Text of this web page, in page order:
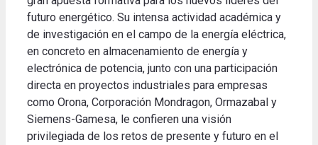
futuro energético. Su intensa actividad académica y
de investigación en el campo de la energía eléctrica,
en concreto en almacenamiento de energía y
electrónica de potencia, junto con una participación
directa en proyectos industriales para empresas
como Orona, Corporación Mondragon, Ormazabal y
Siemens-Gamesa, le confieren una visión
privilegiada de los retos de presente y futuro en el